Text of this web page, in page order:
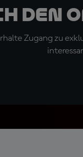
Zugang zu